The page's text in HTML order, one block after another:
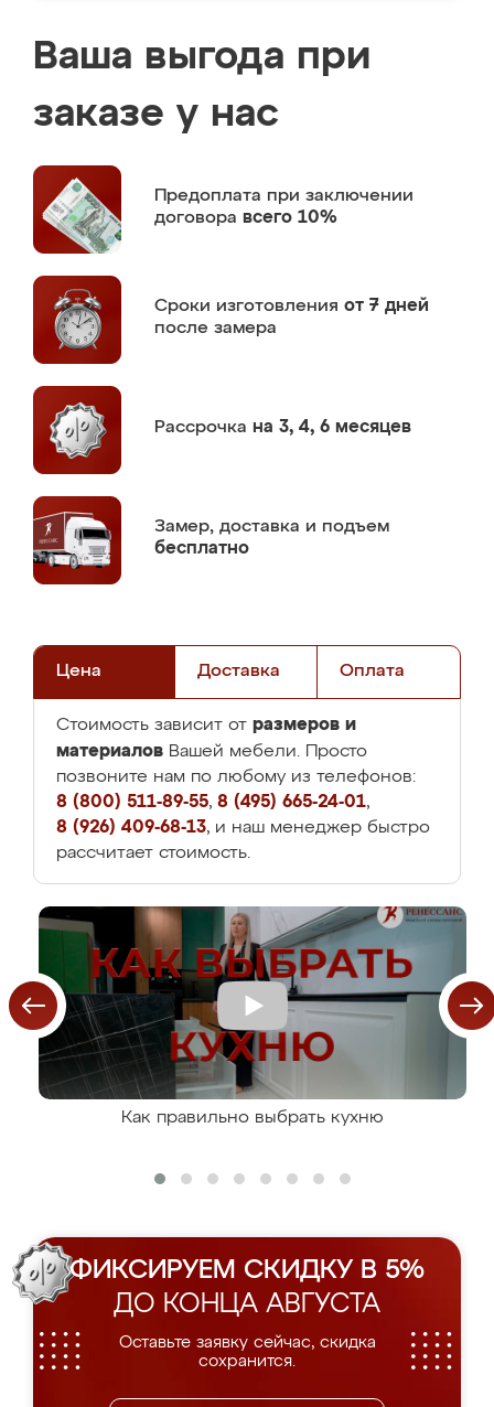
Ваша выгода при
заказе у нас
Предоплата при заключении
договора всего 10%
Сроки изготовления от 7 дней
после замера
Рассрочка на 3, 4, 6 месяцев
Замер, доставка и подъем
бесплатно
Цена Доставка Оплата
Стоимость зависит от размеров и
материалов Вашей мебели. Просто
позвоните нам по любому из телефонов:
8 (800) 511-89-55, 8 (495) 665-24-01,
8 (926) 409-68-13, и наш менеджер быстро
рассчитает стоимость.
Как правильно выбрать кухню
ФИКСИРУЕМ СКИДКУ В 5%
ДО КОНЦА АВГУСТА
Оставьте заявку сейчас, скидка
сохранится.